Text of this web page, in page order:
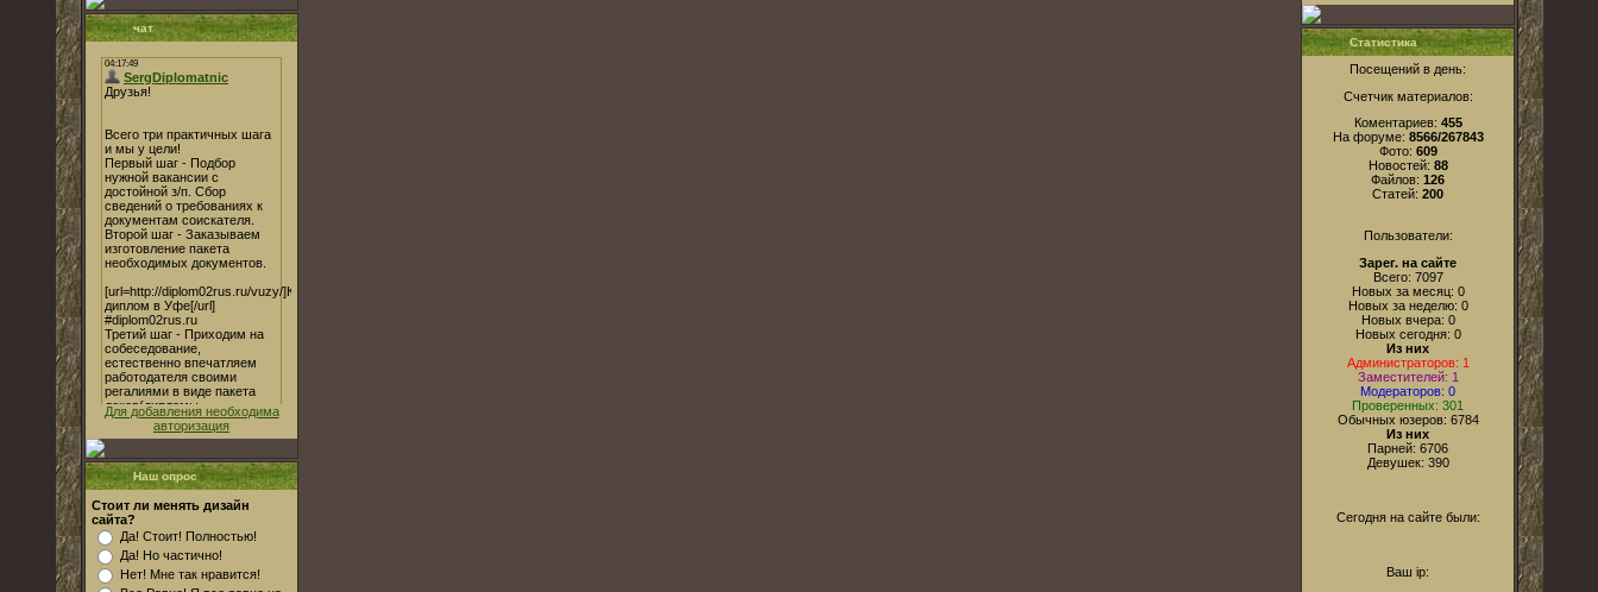
чат
Для добавления необходима
авторизация
Наш опрос
Стоит ли менять дизайн
сайта?
Да! Стоит! Полностью!
Да! Но частично!
Нет! Мне так нравится!
Статистика
Посещений в день:
Счетчик материалов:
Коментариев: 455
На форуме: 8566/267843
Фото: 609
Новостей: 88
Файлов: 126
Статей: 200
Пользователи:
Зарег. на сайте
Всего: 7097
Новых за месяц: 0
Новых за неделю: 0
Новых вчера: 0
Новых сегодня: 0
Из них
Администраторов: 1
Заместителей: 1
Модераторов: 0
Проверенных: 301
Обычных юзеров: 6784
Из них
Парней: 6706
Девушек: 390
Сегодня на сайте были:
Ваш ip: